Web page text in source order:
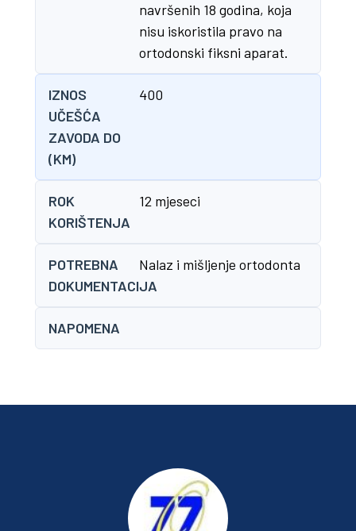
navršenih 18 godina, koja
nisu iskoristila pravo na
ortodonski fiksni aparat.
IZNOS
UČEŠĆA
ZAVODA DO
(KM)
400
ROK
KORIŠTENJA
12 mjeseci
POTREBNA
DOKUMENTACIJA
Nalaz i mišljenje ortodonta
NAPOMENA